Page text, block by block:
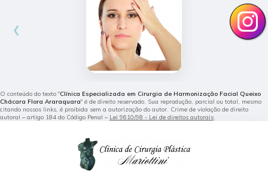
‹ ›
O conteúdo do texto "Clínica Especializada em Cirurgia de Harmonização Facial Queixo
Chácara Flora Araraquara" é de direito reservado. Sua reprodução, parcial ou total, mesmo
citando nossos links, é proibida sem a autorização do autor. Crime de violação de direito
autoral – artigo 184 do Código Penal – Lei 9610/98 - Lei de direitos autorais.